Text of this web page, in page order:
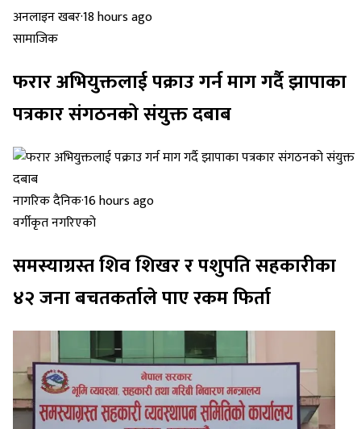
अनलाइन खबर·18 hours ago
सामाजिक
फरार अभियुक्तलाई पक्राउ गर्न माग गर्दै झापाका
पत्रकार संगठनको संयुक्त दबाब
नागरिक दैनिक·16 hours ago
वर्गीकृत नगरिएको
समस्याग्रस्त शिव शिखर र पशुपति सहकारीका
४२ जना बचतकर्ताले पाए रकम फिर्ता